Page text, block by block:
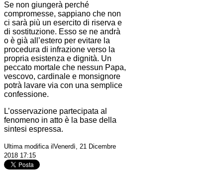
Se non giungerà perché
compromesse, sappiano che non
ci sarà più un esercito di riserva e
di sostituzione. Esso se ne andrà
o è già all’estero per evitare la
procedura di infrazione verso la
propria esistenza e dignità. Un
peccato mortale che nessun Papa,
vescovo, cardinale e monsignore
potrà lavare via con una semplice
confessione.
L’osservazione partecipata al
fenomeno in atto è la base della
sintesi espressa.
Ultima modifica ilVenerdì, 21 Dicembre
2018 17:15